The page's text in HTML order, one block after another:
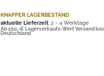
KNAPPER LAGERBESTAND
aktuelle Lieferzeit: 2 - 4 Werktage
Ab 250,-€ Lagerverkaufs-Wert Versand
Deutschland